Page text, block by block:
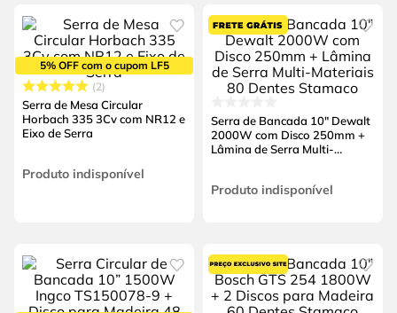
5% OFF com o cupom LF5
2
Serra de Mesa Circular
Horbach 335 3Cv com NR12 e
Eixo de Serra
Produto indisponível
Serra de Bancada 10" Dewalt
2000W com Disco 250mm +
Lâmina de Serra Multi-
Produto indisponível